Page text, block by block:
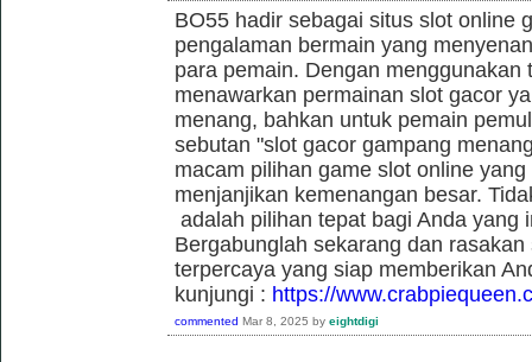
BO55 hadir sebagai situs slot online
pengalaman bermain yang
para pemain. Dengan menggunakan
menawarkan permainan slot gacor
menang, bahkan untuk pemain
sebutan "slot gacor gampang
macam pilihan game slot online
menjanjikan kemenangan besar.
adalah pilihan tepat bagi Anda yang
Bergabunglah sekarang dan
terpercaya yang siap memberikan
kunjungi : https://
commented Mar 8, 2025 by eightdigi